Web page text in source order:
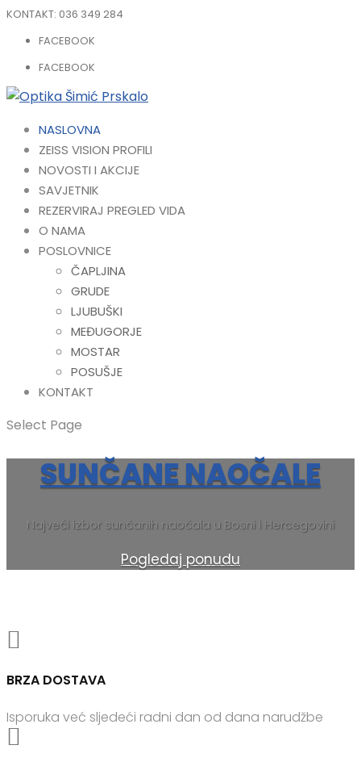
KONTAKT: 036 349 284
FACEBOOK
FACEBOOK
NASLOVNA
ZEISS VISION PROFILI
NOVOSTI I AKCIJE
SAVJETNIK
REZERVIRAJ PREGLED VIDA
O NAMA
POSLOVNICE
ČAPLJINA
GRUDE
LJUBUŠKI
MEĐUGORJE
MOSTAR
POSUŠJE
KONTAKT
Select Page
SUNČANE NAOČALE
Najveći izbor sunčanih naočala u Bosni i Hercegovini
Pogledaj ponudu

BRZA DOSTAVA
Isporuka već sljedeći radni dan od dana narudžbe
